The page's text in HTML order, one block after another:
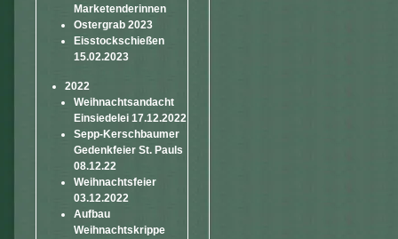
Marketenderinnen
Ostergrab 2023
Eisstockschießen
15.02.2023
2022
Weihnachtsandacht
Einsiedelei 17.12.2022
Sepp-Kerschbaumer
Gedenkfeier St. Pauls
08.12.22
Weihnachtsfeier
03.12.2022
Aufbau
Weihnachtskrippe